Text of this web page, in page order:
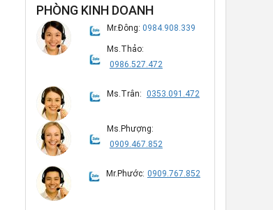
PHÒNG KINH DOANH
Mr.Đông: 0984.908.339
Ms.Thảo:
0986.527.472
Ms.Trân: 0353.091.472
Ms.Phượng:
0909.467.852
Mr.Phước: 0909.767.852